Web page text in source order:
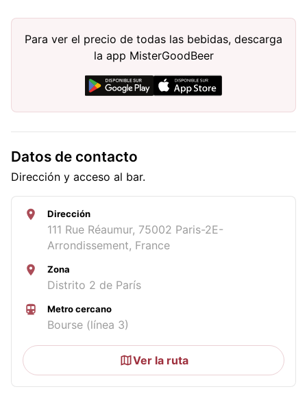
Para ver el precio de todas las bebidas, descarga
la app MisterGoodBeer
Datos de contacto
Dirección y acceso al bar.
Dirección
111 Rue Réaumur, 75002 Paris-2E-
Arrondissement, France
Zona
Distrito 2 de París
Metro cercano
Bourse (línea 3)
Ver la ruta